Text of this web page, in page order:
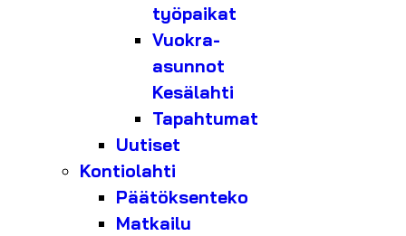
työpaikat
Vuokra-
asunnot
Kesälahti
Tapahtumat
Uutiset
Kontiolahti
Päätöksenteko
Matkailu